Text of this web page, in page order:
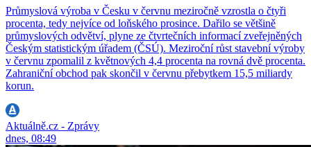
Průmyslová výroba v Česku v červnu meziročně vzrostla o čtyři
procenta, tedy nejvíce od loňského prosince. Dařilo se většině
průmyslových odvětví, plyne ze čtvrtečních informací zveřejněných
Českým statistickým úřadem (ČSÚ). Meziroční růst stavební výroby
v červnu zpomalil z květnových 4,4 procenta na rovná dvě procenta.
Zahraniční obchod pak skončil v červnu přebytkem 15,5 miliardy
korun.
Aktuálně.cz - Zprávy
dnes, 08:49